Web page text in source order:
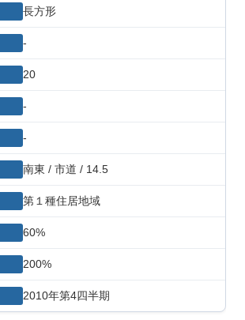
長方形
-
20
-
-
南東 / 市道 / 14.5
第１種住居地域
60%
200%
2010年第4四半期